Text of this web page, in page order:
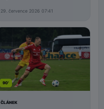
29. července 2026 07:41
90'
ČLÁNEK